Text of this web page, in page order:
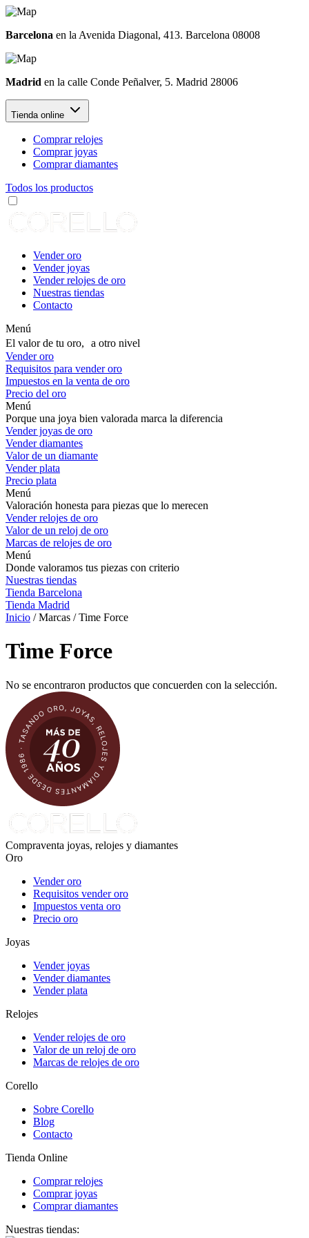
Barcelona en la Avenida Diagonal, 413. Barcelona 08008
Madrid en la calle Conde Peñalver, 5. Madrid 28006
Tienda online
Comprar relojes
Comprar joyas
Comprar diamantes
Todos los productos
Vender oro
Vender joyas
Vender relojes de oro
Nuestras tiendas
Contacto
Menú
El valor de tu oro, a otro nivel
Vender oro
Requisitos para vender oro
Impuestos en la venta de oro
Precio del oro
Menú
Porque una joya bien valorada marca la diferencia
Vender joyas de oro
Vender diamantes
Valor de un diamante
Vender plata
Precio plata
Menú
Valoración honesta para piezas que lo merecen
Vender relojes de oro
Valor de un reloj de oro
Marcas de relojes de oro
Menú
Donde valoramos tus piezas con criterio
Nuestras tiendas
Tienda Barcelona
Tienda Madrid
Inicio / Marcas / Time Force
Time Force
No se encontraron productos que concuerden con la selección.
Compraventa joyas, relojes y diamantes
Oro
Vender oro
Requisitos vender oro
Impuestos venta oro
Precio oro
Joyas
Vender joyas
Vender diamantes
Vender plata
Relojes
Vender relojes de oro
Valor de un reloj de oro
Marcas de relojes de oro
Corello
Sobre Corello
Blog
Contacto
Tienda Online
Comprar relojes
Comprar joyas
Comprar diamantes
Nuestras tiendas: